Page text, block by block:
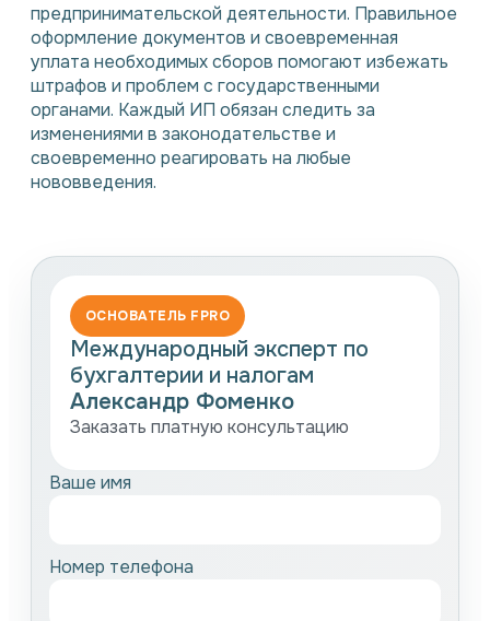
предпринимательской деятельности. Правильное
оформление документов и своевременная
уплата необходимых сборов помогают избежать
штрафов и проблем с государственными
органами. Каждый ИП обязан следить за
изменениями в законодательстве и
своевременно реагировать на любые
нововведения.
ОСНОВАТЕЛЬ FPRO
Международный эксперт по
бухгалтерии и налогам
Александр Фоменко
Заказать платную консультацию
Ваше имя
Номер телефона